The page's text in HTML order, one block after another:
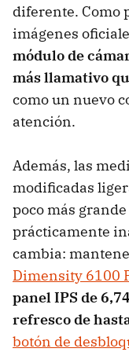
diferente. Como
imágenes
módulo de
más llamativo
como un nuevo
atención.
Además, las
modificadas
poco más
prácticamente
cambia:
Dimensity 6100
panel IPS de
refresco de
botón de